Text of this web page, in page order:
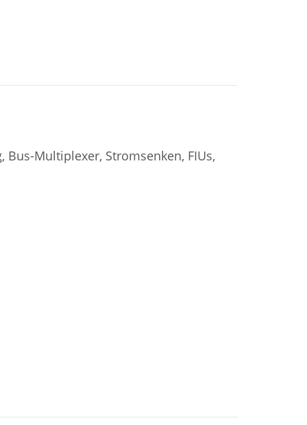
Bus-Multiplexer, Stromsenken, FIUs,